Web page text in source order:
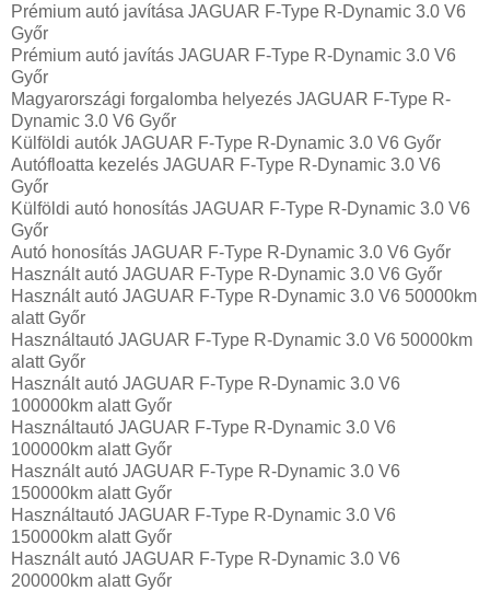
Prémium autó javítása JAGUAR F-Type R-Dynamic 3.0 V6
Győr
Prémium autó javítás JAGUAR F-Type R-Dynamic 3.0 V6
Győr
Magyarországi forgalomba helyezés JAGUAR F-Type R-
Dynamic 3.0 V6 Győr
Külföldi autók‎ JAGUAR F-Type R-Dynamic 3.0 V6 Győr
Autófloatta kezelés JAGUAR F-Type R-Dynamic 3.0 V6
Győr
Külföldi autó honosítás JAGUAR F-Type R-Dynamic 3.0 V6
Győr
Autó honosítás JAGUAR F-Type R-Dynamic 3.0 V6 Győr
Használt autó‎ JAGUAR F-Type R-Dynamic 3.0 V6 Győr
Használt autó‎ JAGUAR F-Type R-Dynamic 3.0 V6 50000km
alatt Győr
Használtautó‎ JAGUAR F-Type R-Dynamic 3.0 V6 50000km
alatt Győr
Használt autó‎ JAGUAR F-Type R-Dynamic 3.0 V6
100000km alatt Győr
Használtautó‎ JAGUAR F-Type R-Dynamic 3.0 V6
100000km alatt Győr
Használt autó‎ JAGUAR F-Type R-Dynamic 3.0 V6
150000km alatt Győr
Használtautó‎ JAGUAR F-Type R-Dynamic 3.0 V6
150000km alatt Győr
Használt autó‎ JAGUAR F-Type R-Dynamic 3.0 V6
200000km alatt Győr